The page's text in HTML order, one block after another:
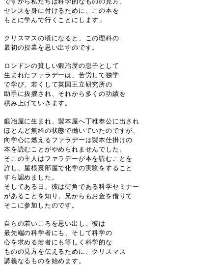
センスを身に付けるために、この本を
もとに学んで行くことにします」
クリスマスの頃になると、この理科の
最初の授業を思い出すのです。
ロンドンの貧しい鍛冶屋の息子として
生まれたファラデーは、苦労して独学
で学び、若くして英国王立研究所の
助手に抜擢され、それから多くの功績を
積み上げていきます。
鍛冶屋に生まれ、製本屋へ丁稚奉公に出され
ほとんど無給の状態で働いていたのですが、
向学心に燃えるファラデーは製本仕掛けの
本を読むことがやめられませんでした。
そこの主人はファラデーが本を読むことを
許し、屋根裏部屋で化学の実験をすること
すら認めました。
そしてある日、彼は街角である科学セミナー
があることを知り、兄からもお金を借りて
そこに参加したのです。
自らの若いころを思い出し、彼は
最先端の科学者にも、そして科学の
心を求める若者にも等しく科学的な
ものの見方を伝えるために、クリスマス
講義なるものを始めます。